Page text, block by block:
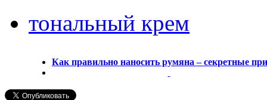
тональный крем
Как правильно наносить румяна – секретные